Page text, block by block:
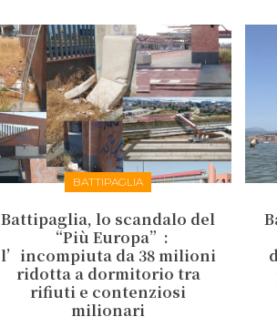
BATTIPAGLIA
Battipaglia, lo scandalo del
“Più Europa”:
l’incompiuta da 38 milioni
ridotta a dormitorio tra
rifiuti e contenziosi
milionari